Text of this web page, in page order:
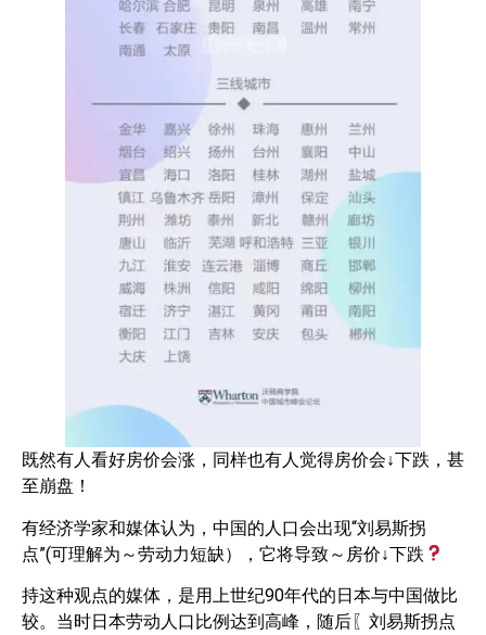
既然有人看好房价会涨，同样也有人觉得房价会↓下跌，甚
至崩盘！
有经济学家和媒体认为，中国的人口会出现“刘易斯拐
点”(可理解为～劳动力短缺），它将导致～房价↓下跌
持这种观点的媒体，是用上世纪90年代的日本与中国做比
较。当时日本劳动人口比例达到高峰，随后〖刘易斯拐点